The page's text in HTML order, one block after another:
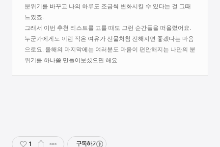
분위기를 바꾸고 나의 하루도 조금씩 변화시킬 수 있다는 걸 그때
느꼈죠.
그래서 이번 추천 리스트를 고를 때도 그런 순간들을 떠올렸어요.
누군가에게도 이런 작은 여유가 선물처첨 전해지면 좋겠다는 마음
으로요. 올해의 마지막에는 여러분도 마음이 편안해지는 나만의 분
위기를 하나쯤 만들어보셨으면 해요.
1 구독하기